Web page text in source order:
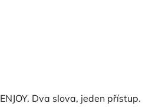
Dva slova, jeden přístup.